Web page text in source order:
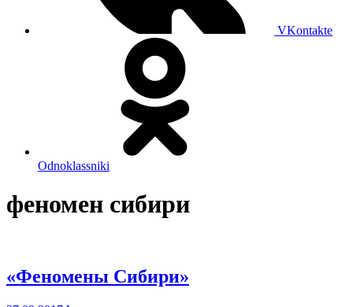
VKontakte
Odnoklassniki
феномен сибири
«Феномены Сибири»